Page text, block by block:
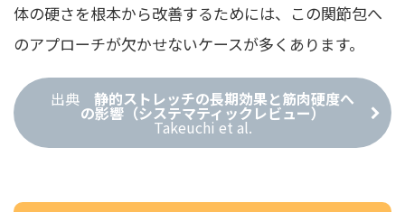
体の硬さを根本から改善するためには、この関節包へ
のアプローチが欠かせないケースが多くあります。
出典 静的ストレッチの長期効果と筋肉硬度へ
の影響（システマティックレビュー）
Takeuchi et al.